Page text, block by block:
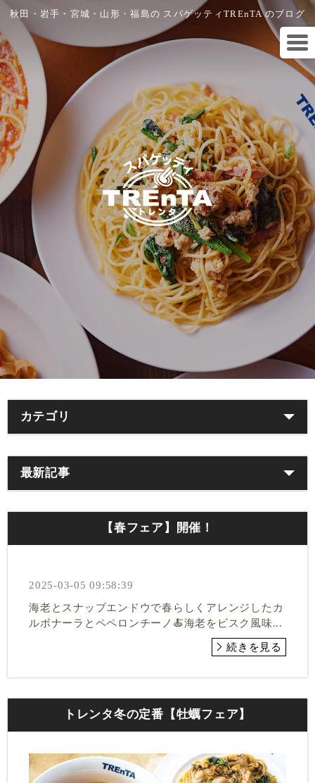
秋田・岩手・宮城・山形・福島の スパゲッティTREnTA のブログ
カテゴリ
最新記事
【春フェア】開催！
2025-03-05 09:58:39
海老とスナップエンドウで春らしくアレンジしたカ
ルボナーラとペペロンチーノ🍝海老をビスク風味...
続きを見る
トレンタ冬の定番【牡蠣フェア】